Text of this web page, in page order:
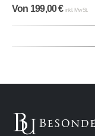
Von 199,00€ inkl. MwSt.